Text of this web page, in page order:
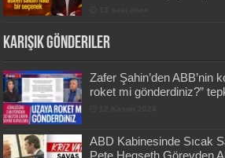
Karışık Gönderiler
Zafer Şahin’den ABB’nin
roket mi gönderdiniz?”
ABD Kabinesinde Sıcak
Pete Hegseth Görevden